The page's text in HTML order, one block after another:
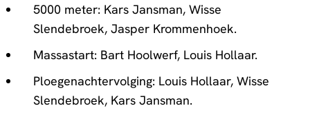
5000 meter: Kars Jansman, Wisse
Slendebroek, Jasper Krommenhoek.
Massastart: Bart Hoolwerf, Louis Hollaar.
Ploegenachtervolging: Louis Hollaar, Wisse
Slendebroek, Kars Jansman.